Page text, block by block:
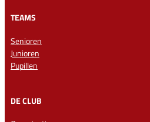
TEAMS
Senioren
Junioren
Pupillen
DE CLUB